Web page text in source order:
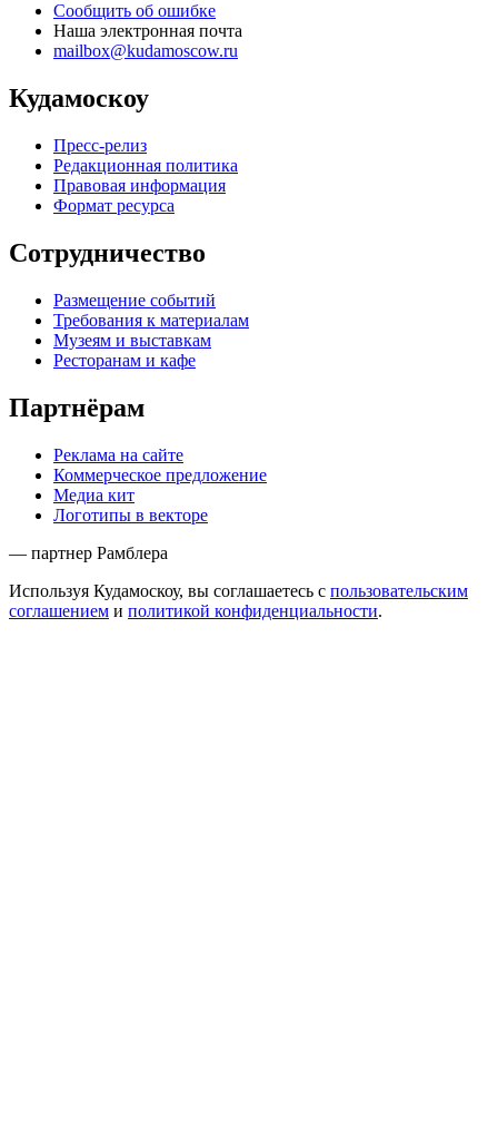
Сообщить об ошибке
Наша электронная почта
mailbox@kudamoscow.ru
Кудамоскоу
Пресс-релиз
Редакционная политика
Правовая информация
Формат ресурса
Сотрудничество
Размещение событий
Требования к материалам
Музеям и выставкам
Ресторанам и кафе
Партнёрам
Реклама на сайте
Коммерческое предложение
Медиа кит
Логотипы в векторе
— партнер Рамблера
Используя Кудамоскоу, вы соглашаетесь с пользовательским
соглашением и политикой конфиденциальности.